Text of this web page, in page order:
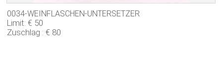
0034-WEINFLASCHEN-UNTERSETZER
Limit: € 50
Zuschlag : € 80